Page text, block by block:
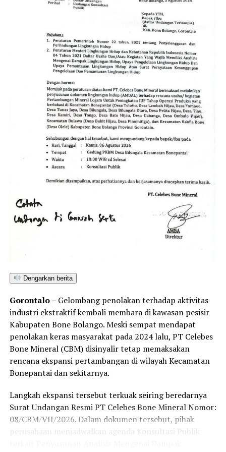
operasional di dalam kawasan disengaja tertutup dari
jangkauan dan pengawasan pihak luar.
Fenomena ini menyisakan persoalan serius bagi aparat
penegak hukum (APH). Publik mempertanyakan alasan
di balik melenggangnya aktivitas PETI di Jahiya–Hulawa.
Muncul dugaan apakah lokasi tersebut memang belum
terjangkau operasi, atau terdapat faktor lain yang
membuat kegiatan ilegal itu seolah kebal hukum.
Kondisi ini menjadi tantangan besar bagi kepolisian
untuk membongkar aktor intelektual maupun pihak-
pihak di balik layar, termasuk menelisik potensi adanya
oknum yang memberikan perlindungan (
praktik penambangan liar tersebut.
Selain melanggar regulasi perundang-undangan,
aktivitas PETI secara masif dampaknya langsung
mengancam kelestarian lingkungan, memicu
sedimentasi sungai, serta meningkatkan risiko bencana
Penegakan hukum yang adil, transparan, dan tanpa
pandang bulu menjadi kunci utama untuk menepis
anggapan publik mengenai adanya tebang pilih dalam
penindakan tambang ilegal di Kabupaten Pohuwato.
Hingga berita ini diterbitkan, redaksi Barakati.id telah
berupaya melayangkan konfirmasi kepada pihak yang
diduga bertanggung jawab atas aktivitas tersebut,
namun belum mendapatkan tanggapan. Sesuai kode etik
jurnalistik, ruang klarifikasi dan hak jawab tetap terbuka
untuk memelihara keberimbangan berita.
Dengarkan berita
Gorontalo– Gelombang penolakan terhadap aktivitas
industri ekstraktif kembali membara di kawasan pesisir
Kabupaten Bone Bolango. Meski sempat mendapat
penolakan keras masyarakat pada 2024 lalu, PT Celebes
Bone Mineral (CBM) disinyalir tetap memaksakan
rencana ekspansi pertambangan di wilayah Kecamatan
Bonepantai dan sekitarnya.
Langkah ekspansi tersebut terkuak seiring beredarnya
Surat Undangan Resmi PT Celebes Bone Mineral Nomor:
08/CBM/VII/2026. Dalam dokumen tersebut, pihak
perusahaan menjadwalkan agenda Konsultasi Publik